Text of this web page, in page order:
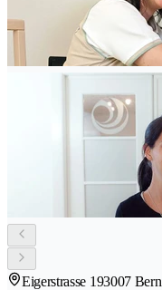
Eigerstrasse 193007 Bern